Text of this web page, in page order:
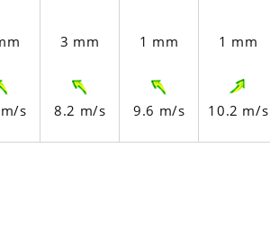
s
3 mm
8.2 m/s
1 mm
9.6 m/s
1 mm
10.2 m/s